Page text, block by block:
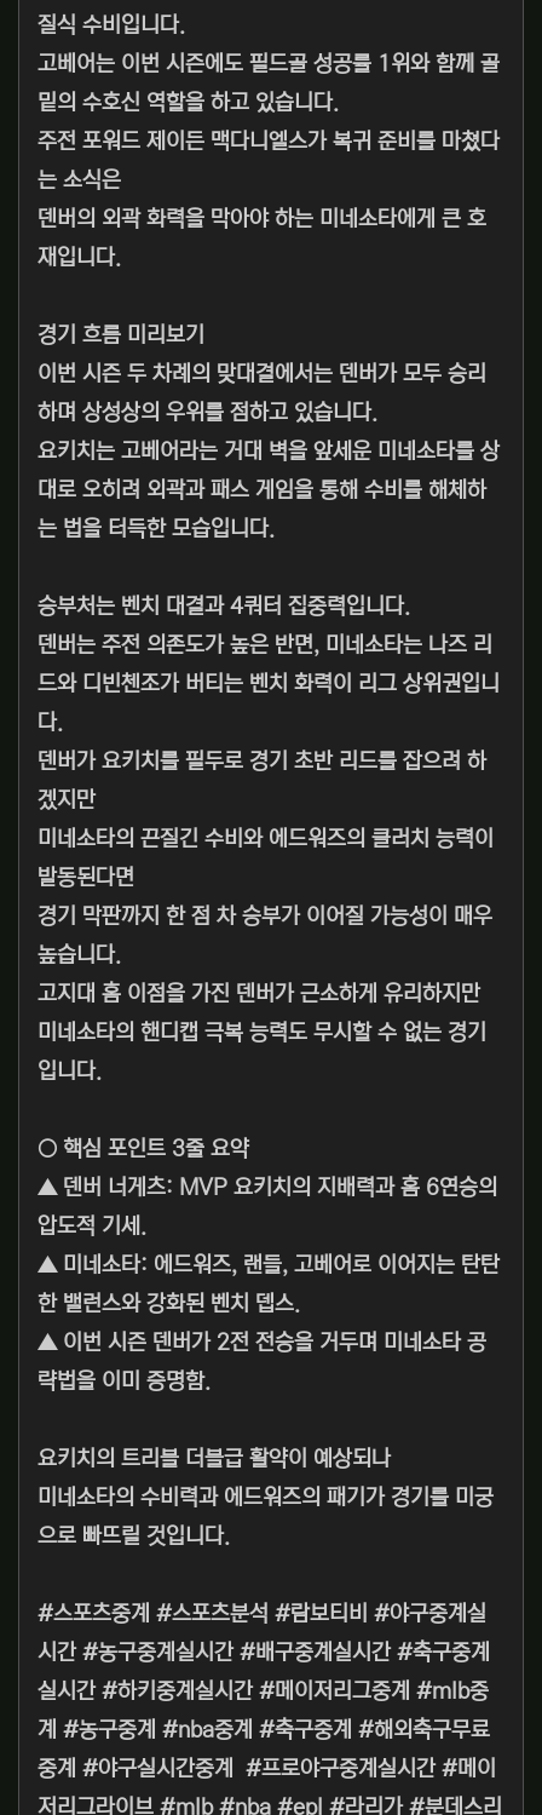
질식 수비입니다.
고베어는 이번 시즌에도 필드골 성공률 1위와 함께 골
밑의 수호신 역할을 하고 있습니다.
주전 포워드 제이든 맥다니엘스가 복귀 준비를 마쳤다
는 소식은
덴버의 외곽 화력을 막아야 하는 미네소타에게 큰 호
재입니다.
경기 흐름 미리보기
이번 시즌 두 차례의 맞대결에서는 덴버가 모두 승리
하며 상성상의 우위를 점하고 있습니다.
요키치는 고베어라는 거대 벽을 앞세운 미네소타를 상
대로 오히려 외곽과 패스 게임을 통해 수비를 해체하
는 법을 터득한 모습입니다.
승부처는 벤치 대결과 4쿼터 집중력입니다.
덴버는 주전 의존도가 높은 반면, 미네소타는 나즈 리
드와 디빈첸조가 버티는 벤치 화력이 리그 상위권입니
다.
덴버가 요키치를 필두로 경기 초반 리드를 잡으려 하
겠지만
미네소타의 끈질긴 수비와 에드워즈의 클러치 능력이
발동된다면
경기 막판까지 한 점 차 승부가 이어질 가능성이 매우
높습니다.
고지대 홈 이점을 가진 덴버가 근소하게 유리하지만
미네소타의 핸디캡 극복 능력도 무시할 수 없는 경기
입니다.
○ 핵심 포인트 3줄 요약
▲ 덴버 너게츠: MVP 요키치의 지배력과 홈 6연승의
압도적 기세.
▲ 미네소타: 에드워즈, 랜들, 고베어로 이어지는 탄탄
한 밸런스와 강화된 벤치 뎁스.
▲ 이번 시즌 덴버가 2전 전승을 거두며 미네소타 공
략법을 이미 증명함.
요키치의 트리블 더블급 활약이 예상되나
미네소타의 수비력과 에드워즈의 패기가 경기를 미궁
으로 빠뜨릴 것입니다.
#스포츠중계 #스포츠분석 #람보티비 #야구중계실
시간 #농구중계실시간 #배구중계실시간 #축구중계
실시간 #하키중계실시간 #메이저리그중계 #mlb중
계 #농구중계 #nba중계 #축구중계 #해외축구무료
중계 #야구실시간중계 #프로야구중계실시간 #메이
저리그라이브 #mlb #nba #epl #라리가 #분데스리